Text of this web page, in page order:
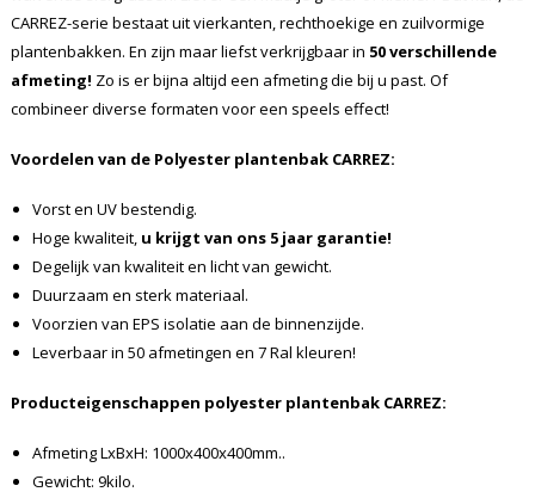
CARREZ-serie bestaat uit vierkanten, rechthoekige en zuilvormige
plantenbakken. En zijn maar liefst verkrijgbaar in 50 verschillende
afmeting! Zo is er bijna altijd een afmeting die bij u past. Of
combineer diverse formaten voor een speels effect!
Voordelen van de Polyester plantenbak CARREZ:
Vorst en UV bestendig.
Hoge kwaliteit, u krijgt van ons 5 jaar garantie!
Degelijk van kwaliteit en licht van gewicht.
Duurzaam en sterk materiaal.
Voorzien van EPS isolatie aan de binnenzijde.
Leverbaar in 50 afmetingen en 7 Ral kleuren!
Producteigenschappen polyester plantenbak CARREZ:
Afmeting LxBxH: 1000x400x400mm..
Gewicht: 9kilo.